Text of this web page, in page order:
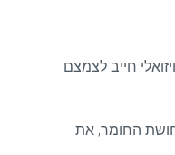
חייב לצמצם
החומר, את